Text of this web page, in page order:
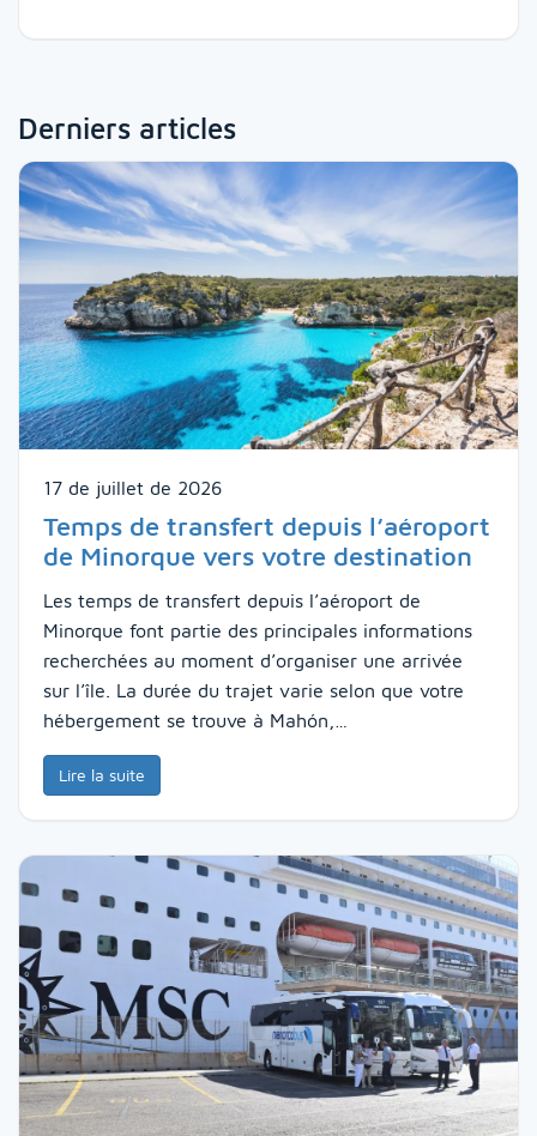
Derniers articles
17 de juillet de 2026
Temps de transfert depuis l’aéroport
de Minorque vers votre destination
Les temps de transfert depuis l’aéroport de
Minorque font partie des principales informations
recherchées au moment d’organiser une arrivée
sur l’île. La durée du trajet varie selon que votre
hébergement se trouve à Mahón,…
Lire la suite